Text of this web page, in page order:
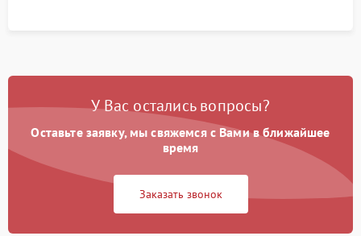
У Вас остались вопросы?
Оставьте заявку, мы свяжемся с Вами в ближайшее
время
Заказать звонок